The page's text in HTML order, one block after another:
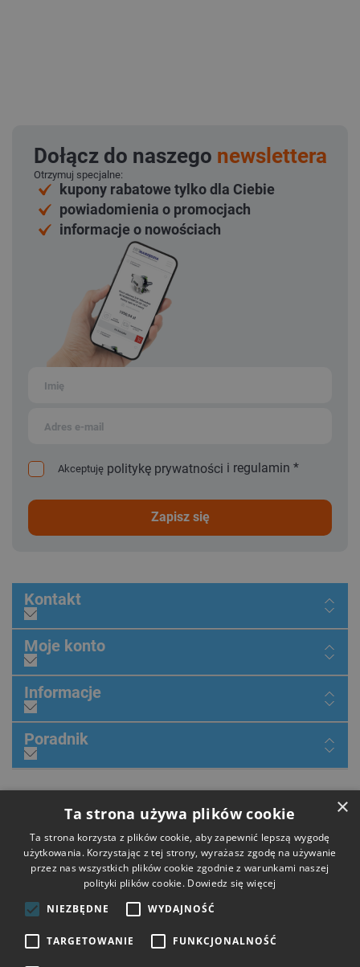
Dołącz do naszego newslettera
Otrzymuj specjalne:
kupony rabatowe tylko dla Ciebie
powiadomienia o promocjach
informacje o nowościach
Akceptuję politykę prywatności i regulamin *
zapisz się
Kontakt
Moje konto
Informacje
Poradnik
Płatności
×
Ta strona używa plików cookie
Ta strona korzysta z plików cookie, aby zapewnić lepszą wygodę
użytkowania. Korzystając z tej strony, wyrażasz zgodę na używanie
przez nas wszystkich plików cookie zgodnie z warunkami naszej
polityki plików cookie. Dowiedz się więcej
NIEZBĘDNE
WYDAJNOŚĆ
TARGETOWANIE FUNKCJONALNOŚĆ